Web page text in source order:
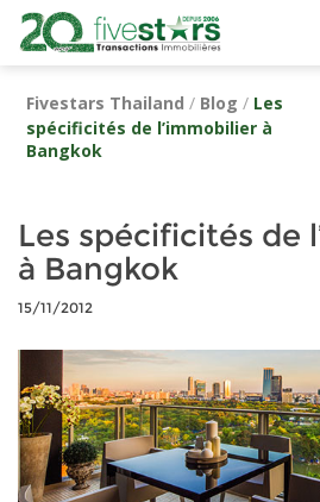
Fivestars Thailand / Blog / Les
spécificités de l’immobilier à
Bangkok
Les spécificités de
à Bangkok
15/11/2012